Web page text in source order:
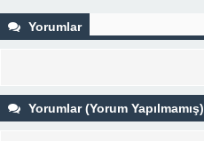
Yorumlar
Yorumlar (Yorum Yapılmamış)